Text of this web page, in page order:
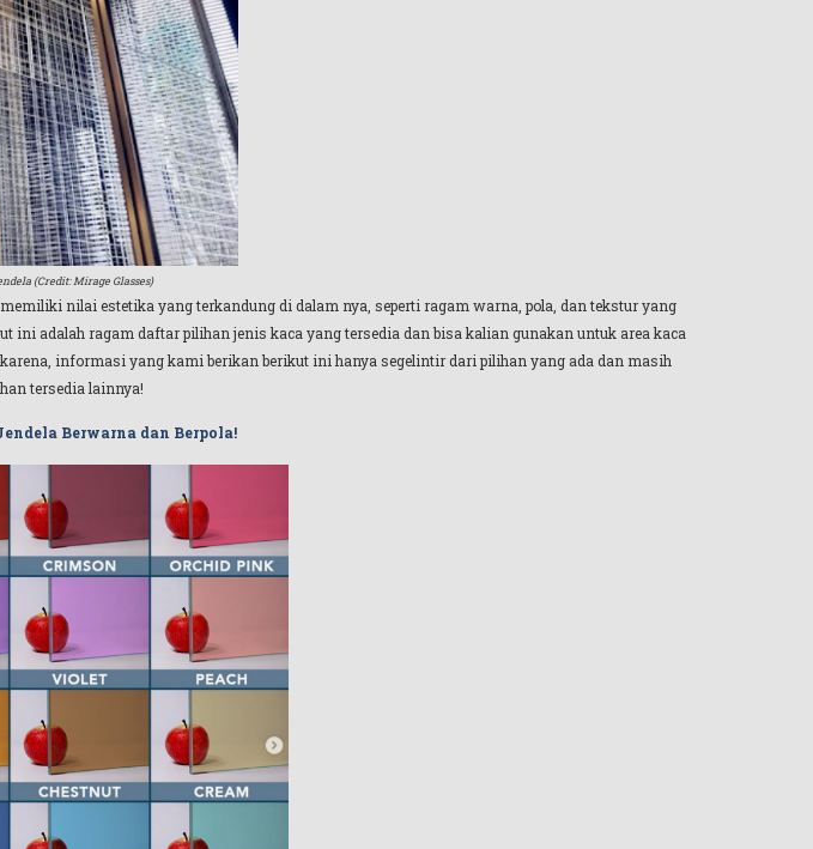
(Credit: Mirage Glasses)
nilai estetika yang terkandung di dalam nya, seperti ragam warna, pola, dan tekstur yang
adalah ragam daftar pilihan jenis kaca yang tersedia dan bisa kalian gunakan untuk area kaca
informasi yang kami berikan berikut ini hanya segelintir dari pilihan yang ada dan masih
tersedia lainnya!
Berwarna dan Berpola!